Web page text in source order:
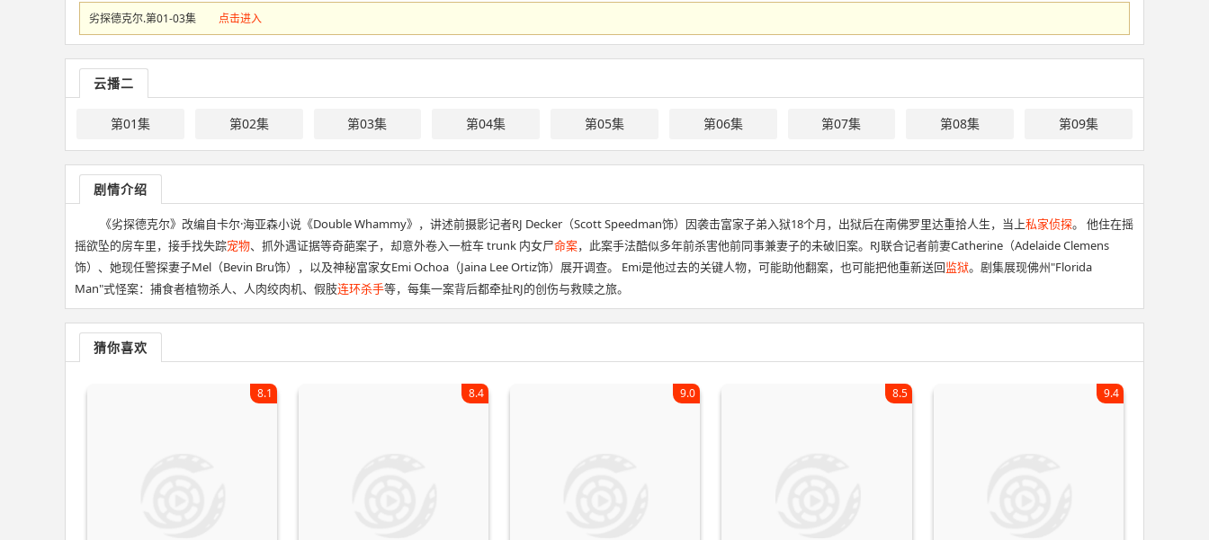
劣探德克尔.第01-03集 点击进入
云播二
第01集 第02集 第03集 第04集 第05集 第06集 第07集 第08集 第09集
剧情介绍
《劣探德克尔》改编自卡尔·海亚森小说《Double Whammy》，讲述前摄影记者RJ Decker（Scott Speedman饰）因袭击富家子弟入狱18个月，出狱后在南佛罗里达重拾人生，当上私家侦探。 他住在摇
摇欲坠的房车里，接手找失踪宠物、抓外遇证据等奇葩案子，却意外卷入一桩车 trunk 内女尸命案，此案手法酷似多年前杀害他前同事兼妻子的未破旧案。RJ联合记者前妻Catherine（Adelaide Clemens
饰）、她现任警探妻子Mel（Bevin Bru饰），以及神秘富家女Emi Ochoa（Jaina Lee Ortiz饰）展开调查。 Emi是他过去的关键人物，可能助他翻案，也可能把他重新送回监狱。剧集展现佛州"Florida
Man"式怪案：捕食者植物杀人、人肉绞肉机、假肢连环杀手等，每集一案背后都牵扯RJ的创伤与救赎之旅。
猜你喜欢
8.1 8.4 9.0 8.5 9.4